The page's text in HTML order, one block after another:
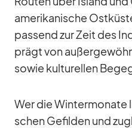
ame­ri­ka­ni­sche
pas­send zur Zeit des
prägt von
so­wie kul­tu­rel­len
Wer die Win­ter­mo­nate
schen Ge­fil­den und